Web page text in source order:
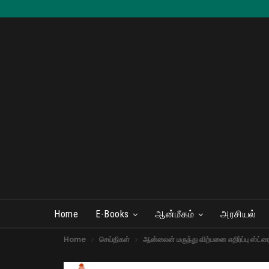
Home E-Books ஆன்மீகம் அரசியல்
Home செய்திகள் ஆன்லைன் மருந்து விற்பனை எதிர்ப்பு